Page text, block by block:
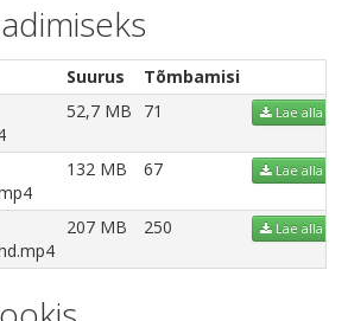
Suurus
Tõmbamisi
52,7 MB 71 Lae alla
132 MB 67 Lae alla
207 MB 250 Lae alla